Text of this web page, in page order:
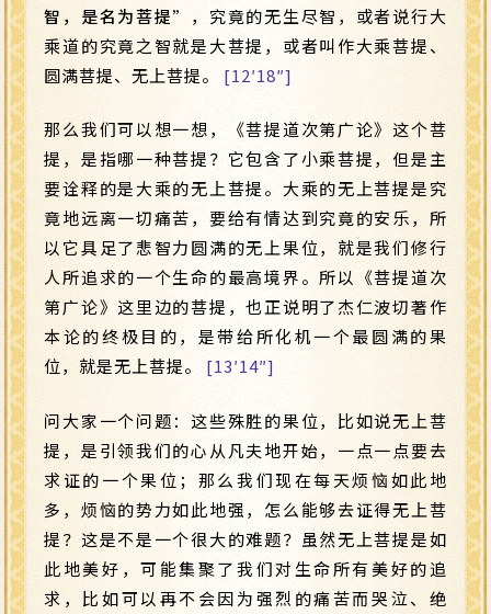
智，是名为菩提”，究竟的无生尽智，或者说行大
乘道的究竟之智就是大菩提，或者叫作大乘菩提、
圆满菩提、无上菩提。 [12′18″]
那么我们可以想一想，《菩提道次第广论》这个菩
提，是指哪一种菩提？它包含了小乘菩提，但是主
要诠释的是大乘的无上菩提。大乘的无上菩提是究
竟地远离一切痛苦，要给有情达到究竟的安乐，所
以它具足了悲智力圆满的无上果位，就是我们修行
人所追求的一个生命的最高境界。所以《菩提道次
第广论》这里边的菩提，也正说明了杰仁波切著作
本论的终极目的，是带给所化机一个最圆满的果
位，就是无上菩提。 [13′14″]
问大家一个问题：这些殊胜的果位，比如说无上菩
提，是引领我们的心从凡夫地开始，一点一点要去
求证的一个果位；那么我们现在每天烦恼如此地
多，烦恼的势力如此地强，怎么能够去证得无上菩
提？这是不是一个很大的难题？虽然无上菩提是如
此地美好，可能集聚了我们对生命所有美好的追
求，比如可以再不会因为强烈的痛苦而哭泣、绝